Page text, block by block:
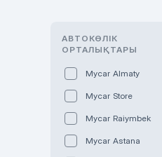
АВТОКӨЛІК
ОРТАЛЫҚТАРЫ
Mycar Almaty
Mycar Store
Mycar Raiymbek
Mycar Astana